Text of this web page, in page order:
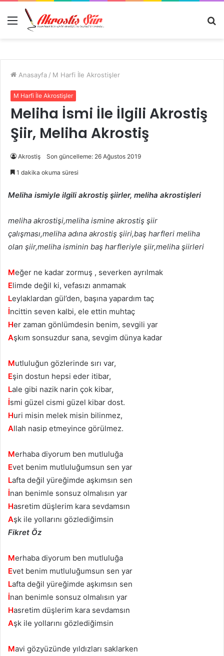
Menü
Anasayfa / M Harfi İle Akrostişler
M Harfi İle Akrostişler
Meliha İsmi İle İlgili Akrostiş
Şiir, Meliha Akrostiş
Akrostiş Son güncelleme: 26 Ağustos 2019
1 dakika okuma süresi
Meliha ismiyle ilgili akrostiş şiirler, meliha akrostişleri
meliha akrostişi,meliha ismine akrostiş şiir
çalışması,meliha adına akrostiş şiiri,baş harfleri meliha
olan şiir,meliha isminin baş harfleriyle şiir,meliha şiirleri
Meğer ne kadar zormuş , severken ayrılmak
Elimde değil ki, vefasızı anmamak
Leylaklardan gül’den, başına yapardım taç
İncittin seven kalbi, ele ettin muhtaç
Her zaman gönlümdesin benim, sevgili yar
Aşkım sonsuzdur sana, sevgim dünya kadar
Mutluluğun gözlerinde sırı var,
Eşin dostun hepsi eder itibar,
Lale gibi nazik narin çok kibar,
İsmi güzel cismi güzel kibar dost.
Huri misin melek misin bilinmez,
Allah nasip etmeyince görülmez.
Merhaba diyorum ben mutluluğa
Evet benim mutluluğumsun sen yar
Lafta değil yüreğimde aşkımsın sen
İnan benimle sonsuz olmalısın yar
Hasretim düşlerim kara sevdamsın
Aşk ile yollarını gözlediğimsin
Fikret Öz
Merhaba diyorum ben mutluluğa
Evet benim mutluluğumsun sen yar
Lafta değil yüreğimde aşkımsın sen
İnan benimle sonsuz olmalısın yar
Hasretim düşlerim kara sevdamsın
Aşk ile yollarını gözlediğimsin
Mavi gözyüzünde yıldızları saklarken